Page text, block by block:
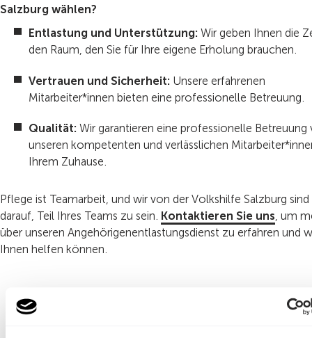
Salzburg wählen?
Entlastung und Unterstützung: Wir geben Ihnen die
den Raum, den Sie für Ihre eigene Erholung brauchen.
Vertrauen und Sicherheit: Unsere erfahrenen
Mitarbeiter*innen bieten eine professionelle Betreuung.
Qualität: Wir garantieren eine professionelle Betreuung
unseren kompetenten und verlässlichen
Ihrem Zuhause.
Pflege ist Teamarbeit, und wir von der Volkshilfe Salzburg
darauf, Teil Ihres Teams zu sein. Kontaktieren Sie uns, um
über unseren Angehörigenentlastungsdienst zu erfahren und
Ihnen helfen können.
Zuschuss an Kosten durch Förderung vom Land